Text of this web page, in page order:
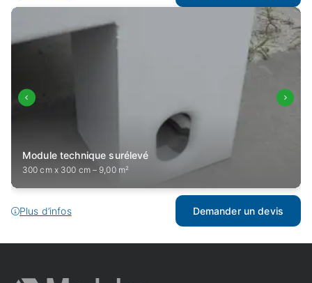
Module technique surélevé
300 cm x 300 cm – 9,00 m²
Plus d’infos Demander un devis